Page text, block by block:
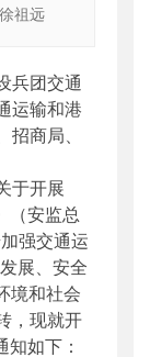
祖远
徐祖远
通;
兵团交通
运输和港
商局、
于开展
（安监总
强交通运
展、安全
境和社会
，现就开
如下：